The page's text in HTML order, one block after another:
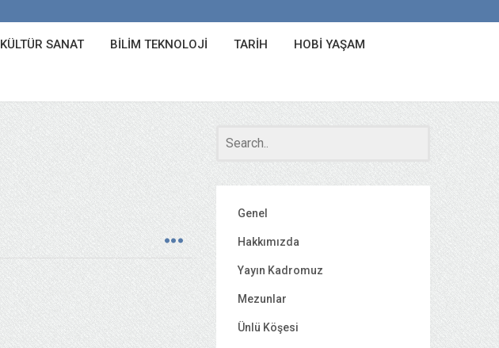
KÜLTÜR SANAT BILIM TEKNOLOJI TARIH HOBI YAŞAM
Genel
Hakkımızda
Yayın Kadromuz
Mezunlar
Ünlü Köşesi